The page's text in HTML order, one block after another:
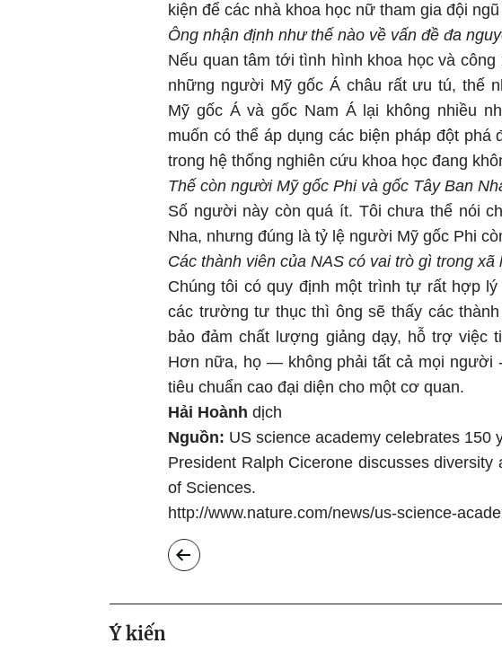
kiện để các nhà khoa học nữ tham gia đội
Ông nhận định như thế nào về vấn đề đa
Nếu quan tâm tới tình hình khoa học và
những người Mỹ gốc Á châu rất ưu tú, thế
Mỹ gốc Á và gốc Nam Á lại không nhiều
muốn có thể áp dụng các biện pháp đột
trong hệ thống nghiên cứu khoa học đang
Thế còn người Mỹ gốc Phi và gốc Tây Ban
Số người này còn quá ít. Tôi chưa thể nói
Nha, nhưng đúng là tỷ lệ người Mỹ gốc Phi
Các thành viên của NAS có vai trò gì trong xã
Chúng tôi có quy định một trình tự rất hợp
các trường tư thục thì ông sẽ thấy các
bảo đảm chất lượng giảng dạy, hỗ trợ việc
Hơn nữa, họ — không phải tất cả mọi người
tiêu chuẩn cao đại diện cho một cơ quan.
Hải Hoành dịch
Nguồn: US science academy celebrates 150
President Ralph Cicerone discusses
of Sciences.
http://www.nature.com/news/us-science-
Ý kiến